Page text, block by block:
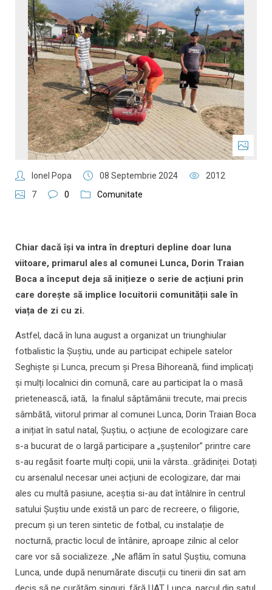
Ionel Popa 08 Septembrie 2024
2012
7
0 Comunitate
Chiar dacă își va intra în drepturi depline doar luna
viitoare, primarul ales al comunei Lunca, Dorin Traian
Boca a început deja să inițieze o serie de acțiuni prin
care dorește să implice locuitorii comunității sale în
viața de zi cu zi.
Astfel, dacă în luna august a organizat un triunghiular
fotbalistic la Șuștiu, unde au participat echipele satelor
Seghiște și Lunca, precum și Presa Bihoreană, fiind implicați
și mulți localnici din comună, care au participat la o masă
prietenească, iată, la finalul săptămânii trecute, mai precis
sâmbătă, viitorul primar al comunei Lunca, Dorin Traian Boca
a inițiat în satul natal, Șuștiu, o acțiune de ecologizare care
s-a bucurat de o largă participare a „șuștenilor” printre care
s-au regăsit foarte mulți copii, unii la vârsta...grădiniței. Dotați
cu arsenalul necesar unei acțiuni de ecologizare, dar mai
ales cu multă pasiune, aceștia si-au dat întâlnire în centrul
satului Șuștiu unde există un parc de recreere, o filigorie,
precum și un teren sintetic de fotbal, cu instalație de
nocturnă, practic locul de întânire, aproape zilnic al celor
care vor să socializeze. „Ne aflăm în satul Șuștiu, comuna
Lunca, unde după nenumărate discuții cu tinerii din sat am